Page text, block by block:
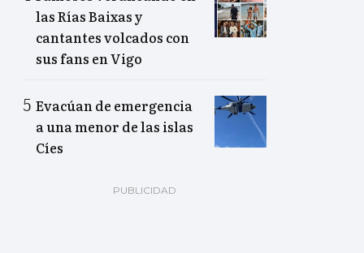
las Rías Baixas y
cantantes volcados con
sus fans en Vigo
Evacúan de emergencia
a una menor de las islas
Cíes